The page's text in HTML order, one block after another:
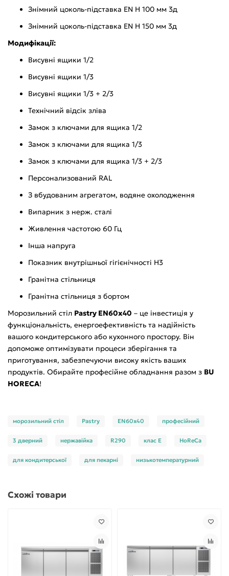
Знімний цоколь-підставка EN H 100 мм 3д
Знімний цоколь-підставка EN H 150 мм 3д
Модифікації:
Висувні ящики 1/2
Висувні ящики 1/3
Висувні ящики 1/3 + 2/3
Технічний відсік зліва
Замок з ключами для ящика 1/2
Замок з ключами для ящика 1/3
Замок з ключами для ящика 1/3 + 2/3
Персонализований RAL
З вбудованим агрегатом, водяне охолодження
Випарник з нерж. сталі
Живлення частотою 60 Гц
Інша напруга
Показник внутрішньої гігієнічності Н3
Гранітна стільниця
Гранітна стільниця з бортом
Морозильний стіл Pastry EN60x40 – це інвестиція у
функціональність, енергоефективність та надійність
вашого кондитерського або кухонного простору. Він
допоможе оптимізувати процеси зберігання та
приготування, забезпечуючи високу якість ваших
продуктів. Обирайте професійне обладнання разом з BU
HORECA!
морозильний стіл Pastry EN60x40 професійний
3 дверний нержавійка R290 клас E HoReCa
для кондитерської для пекарні низькотемпературний
Схожі товари